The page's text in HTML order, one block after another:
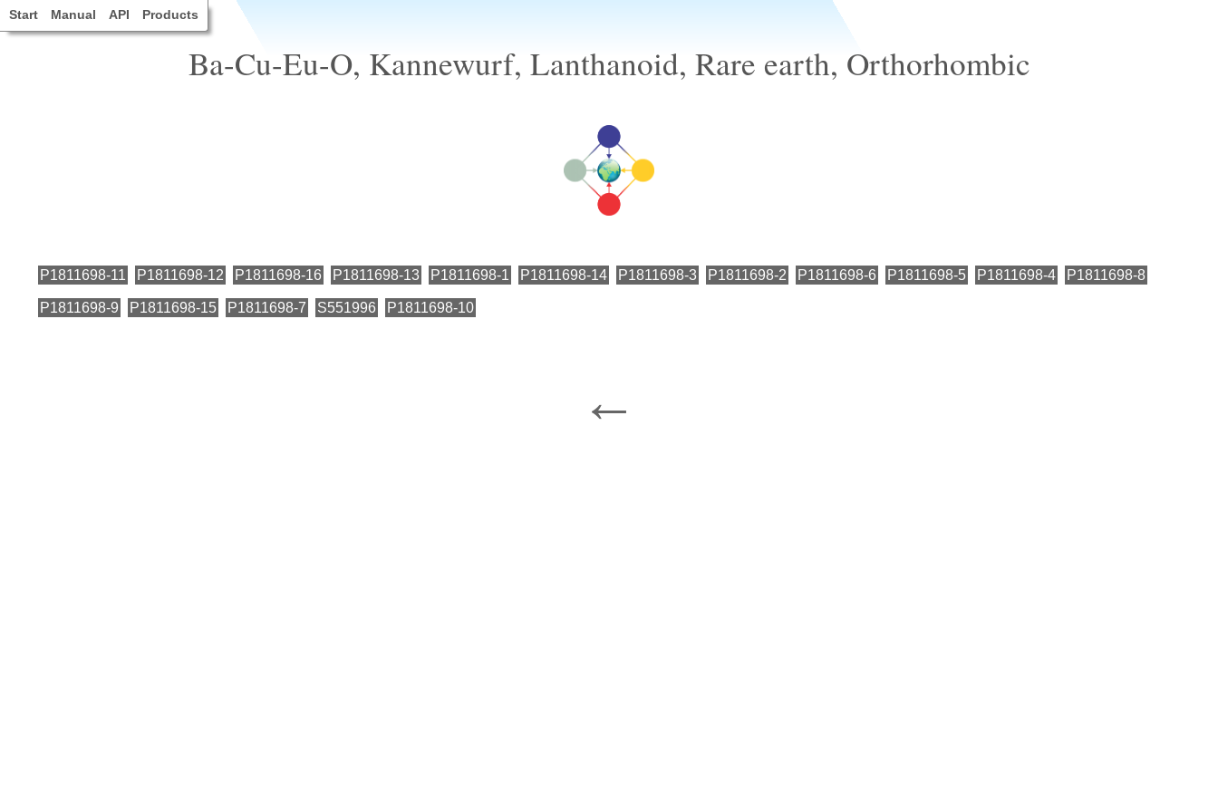
Start Manual API Products
Ba-Cu-Eu-O, Kannewurf, Lanthanoid, Rare earth, Orthorhombic
P1811698-11 P1811698-12 P1811698-16 P1811698-13 P1811698-1 P1811698-14 P1811698-3 P1811698-2 P1811698-6 P1811698-5 P1811698-4 P1811698-8
P1811698-9 P1811698-15 P1811698-7 S551996 P1811698-10
←